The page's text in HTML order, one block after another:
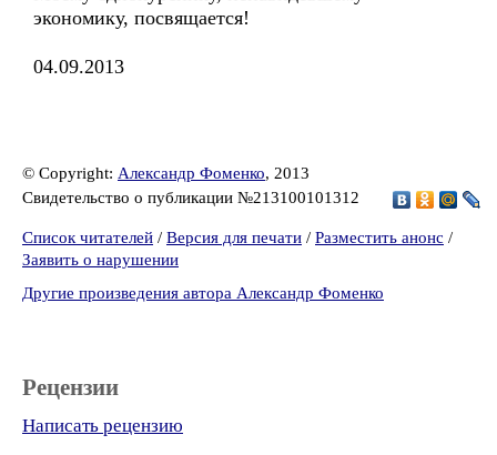
экономику, посвящается!
04.09.2013
© Copyright: Александр Фоменко, 2013
Свидетельство о публикации №213100101312
Список читателей / Версия для печати / Разместить анонс /
Заявить о нарушении
Другие произведения автора Александр Фоменко
Рецензии
Написать рецензию